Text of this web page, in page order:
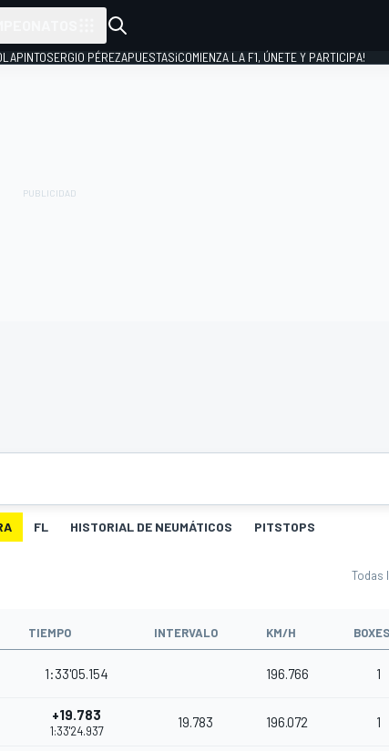
SERGIO PÉREZAPUESTAS¡COMIENZA LA F1, ÚNETE Y PARTICIPA!
FL HISTORIAL DE NEUMÁTICOS PITSTOPS
Todas
TIEMPO INTERVALO KM/H BOXES
1:33'05.154 196.766 1
+19.783
1:33'24.937
19.783 196.072 1